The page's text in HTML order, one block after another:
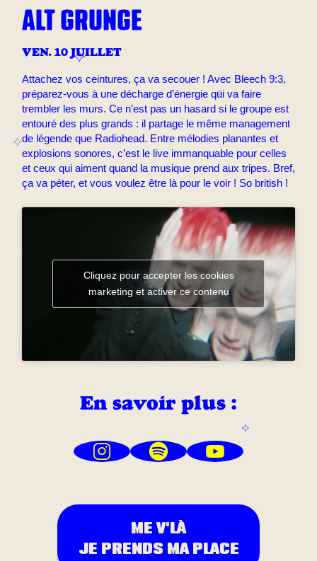
ALT GRUNGE
VEN. 10 JUILLET
Attachez vos ceintures, ça va secouer ! Avec Bleech 9:3,
préparez-vous à une décharge d’énergie qui va faire
trembler les murs. Ce n’est pas un hasard si le groupe est
entouré des plus grands : il partage le même management
de légende que Radiohead. Entre mélodies planantes et
explosions sonores, c’est le live immanquable pour celles
et ceux qui aiment quand la musique prend aux tripes. Bref,
ça va péter, et vous voulez être là pour le voir ! So british !
Cliquez pour accepter les cookies
marketing et activer ce contenu
En savoir plus :
ME V'LÀ
JE PRENDS MA PLACE